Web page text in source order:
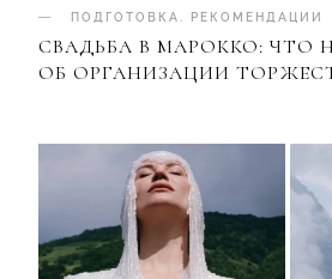
ПОДГОТОВКА РЕКОМЕНДАЦИИ
СВАДЬБА В МАРОККО: ЧТО
ОБ ОРГАНИЗАЦИИ